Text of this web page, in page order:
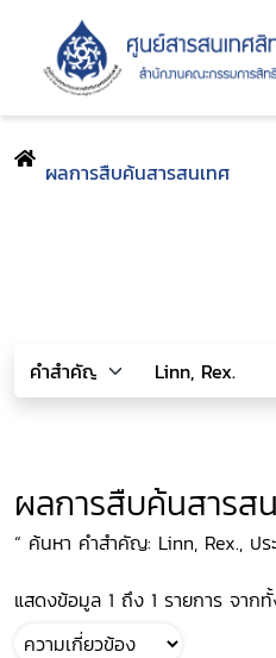
ผลการสืบค้นสารสนเทศ
ผลการสืบค้นสารส
“ ค้นหา คำสำคัญ: Linn, Rex., ปร
แสดงข้อมูล 1 ถึง 1 รายการ จาก